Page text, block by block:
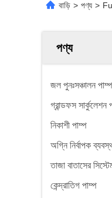
বাড়ি > পণ্য >
পণ্য
জল পুনঃসঞ্চালন পাম্প
গ্রান্ডফস সার্কুলেশন
নিকাশী পাম্প
অগ্নি নির্বাপক
তাজা বাতাসের
কেন্দ্রাতিগ পাম্প